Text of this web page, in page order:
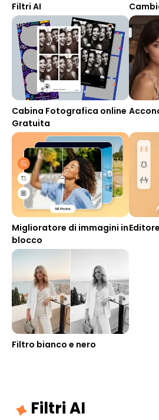
Filtri AI
Cabina Fotografica online
Gratuita
Miglioratore di immagini in
blocco
Filtro bianco e nero
Filtri AI